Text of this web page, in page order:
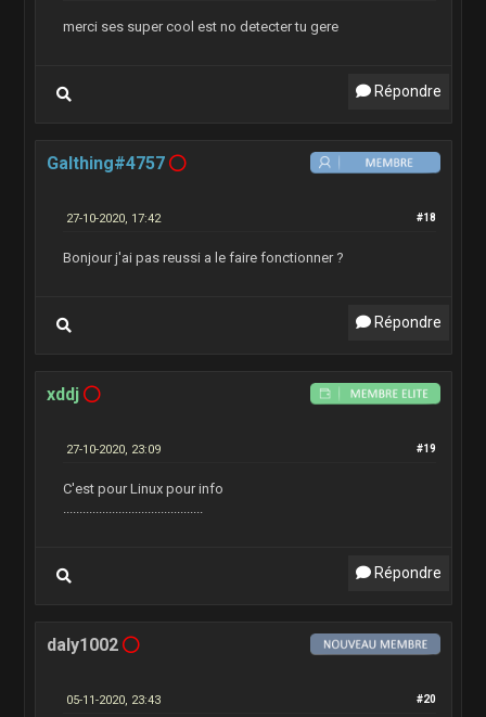
merci ses super cool est no detecter tu gere
Répondre
Galthing#4757
#18
27-10-2020, 17:42
Bonjour j'ai pas reussi a le faire fonctionner ?
Répondre
xddj
#19
27-10-2020, 23:09
C'est pour Linux pour info
Répondre
daly1002
#20
05-11-2020, 23:43